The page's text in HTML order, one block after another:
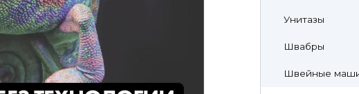
Унитазы
Швабры
Швейные